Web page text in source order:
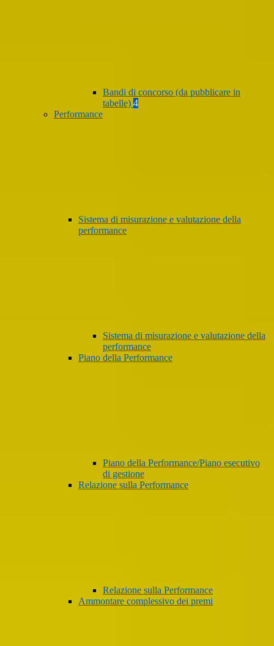
Bandi di concorso (da pubblicare in
tabelle) 4
Performance
Sistema di misurazione e valutazione della
performance
Sistema di misurazione e valutazione della
performance
Piano della Performance
Piano della Performance/Piano esecutivo
di gestione
Relazione sulla Performance
Relazione sulla Performance
Ammontare complessivo dei premi